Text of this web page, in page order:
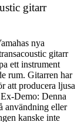
gitarr
nya
gitarr
ett instrument
rum. Gitarren har
att producera ljusa
Demo: Denna
användning eller
kanske inte